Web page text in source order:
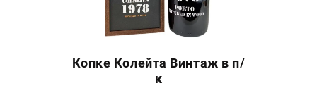
Копке Колейта Винтаж в п/
к